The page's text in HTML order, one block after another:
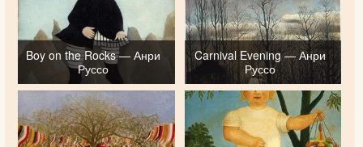
Boy on the Rocks — Анри
Руссо
Carnival Evening — Анри
Руссо